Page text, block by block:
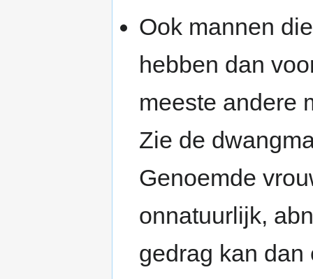
Ook mannen
hebben dan
meeste andere
Zie de
Genoemde
onnatuurlijk,
gedrag kan